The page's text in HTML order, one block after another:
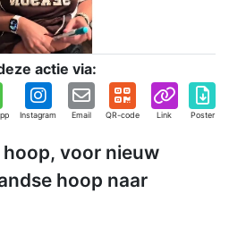
actie via:
Instagram Email QR-code Link Poster
voor nieuw
hoop naar